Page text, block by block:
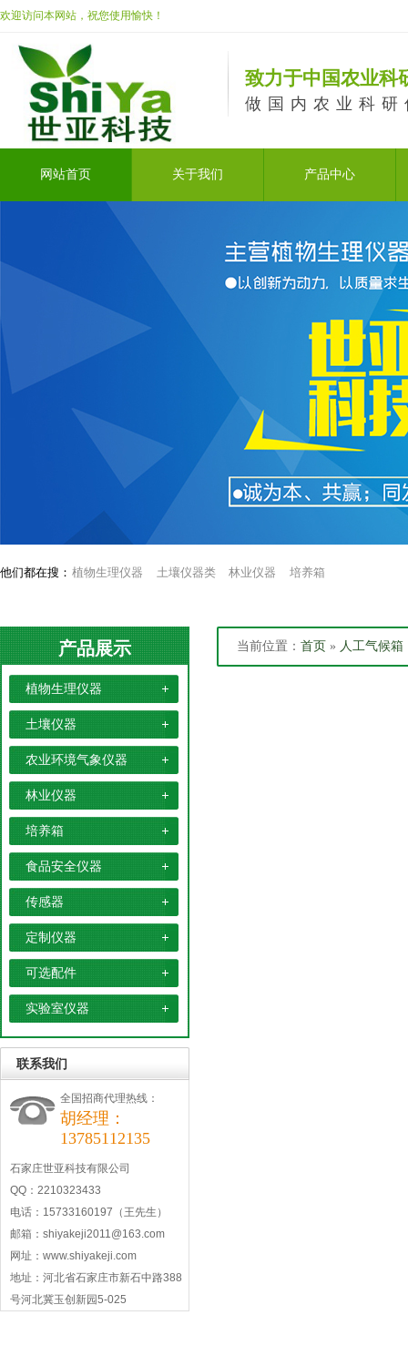
欢迎访问本网站，祝您使用愉快！
致力于中国农业科
做国内农业科
网站首页 关于我们 产品中心
他们都在搜： 植物生理仪器 土壤仪器类 林业仪器 培养箱
产品展示
植物生理仪器
土壤仪器
农业环境气象仪器
林业仪器
培养箱
食品安全仪器
传感器
定制仪器
可选配件
实验室仪器
联系我们
全国招商代理热线：
胡经理：
13785112135
石家庄世亚科技有限公司
QQ：2210323433
电话：15733160197（王先生）
邮箱：shiyakeji2011@163.com
网址：www.shiyakeji.com
地址：河北省石家庄市新石中路388
号河北冀玉创新园5-025
当前位置： 首页 » 人工气候箱